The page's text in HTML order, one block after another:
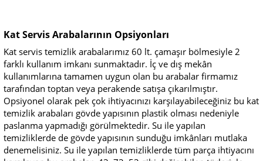
Kat Servis Arabalarının Opsiyonları
Kat servis temizlik arabalarımız 60 lt. çamaşır bölmesiyle 2
farklı kullanım imkanı sunmaktadır. İç ve dış mekân
kullanımlarına tamamen uygun olan bu arabalar firmamız
tarafından toptan veya perakende satışa çıkarılmıştır.
Opsiyonel olarak pek çok ihtiyacınızı karşılayabileceğiniz bu kat
temizlik arabaları gövde yapısının plastik olması nedeniyle
paslanma yapmadığı görülmektedir. Su ile yapılan
temizliklerde de gövde yapısının sunduğu imkânları mutlaka
denemelisiniz. Su ile yapılan temizliklerde tüm parça ihtiyacını